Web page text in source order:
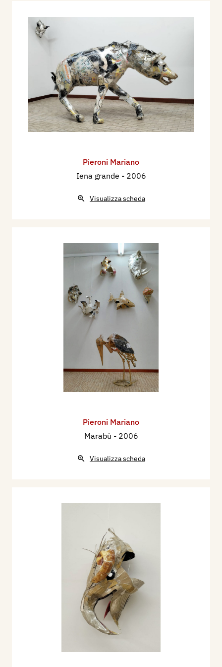
Pieroni Mariano
Iena grande - 2006
Visualizza scheda
Pieroni Mariano
Marabù - 2006
Visualizza scheda